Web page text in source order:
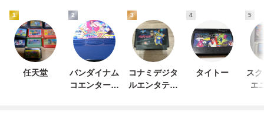
1
任天堂
2
バンダイナム
コエンターテ
3
コナミデジタ
ルエンタテイ
4
タイトー
5
ス
エ